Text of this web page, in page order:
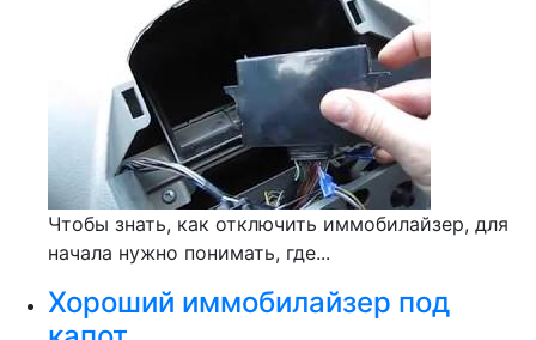
Чтобы знать, как отключить иммобилайзер, для
начала нужно понимать, где...
Хороший иммобилайзер под